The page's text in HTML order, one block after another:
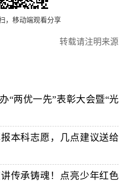
，移动端观看分享
转载请注明来源
“两优一先”表彰大会暨“光
本科志愿，几点建议送给
传承铸魂！点亮少年红色